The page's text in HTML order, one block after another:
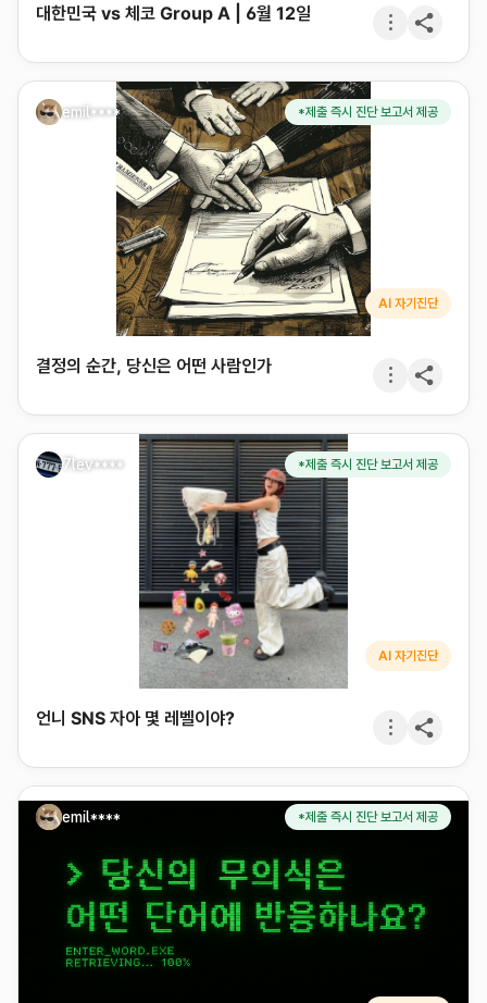
대한민국 vs 체코 Group A | 6월 12일
emil**** *제출 즉시 진단 보고서 제공
AI 자기진단
결정의 순간, 당신은 어떤 사람인가
7lev**** *제출 즉시 진단 보고서 제공
AI 자기진단
언니 SNS 자아 몇 레벨이야?
emil**** *제출 즉시 진단 보고서 제공